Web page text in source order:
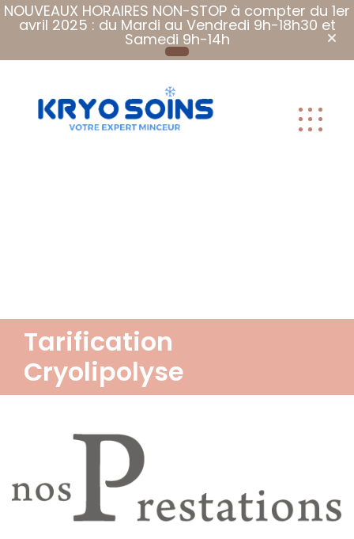
NOUVEAUX HORAIRES NON-STOP à compter du 1er
avril 2025 : du Mardi au Vendredi 9h-18h30 et
Samedi 9h-14h
Tarification
Cryolipolyse